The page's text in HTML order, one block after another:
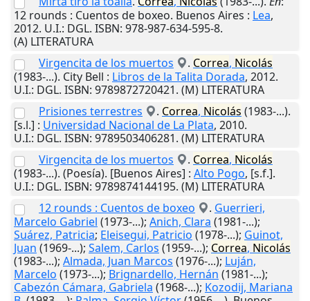
12 rounds : Cuentos de boxeo. Buenos Aires : Lea,
2012. U.I.: DGL. ISBN: 978-987-634-595-8.
(A) LITERATURA
Virgencita de los muertos
. Correa, Nicolás
(1983-...). City Bell : Libros de la Talita Dorada, 2012.
U.I.: DGL. ISBN: 9789872720421. (M) LITERATURA
Prisiones terrestres
. Correa, Nicolás (1983-...).
[s.l.] : Universidad Nacional de La Plata, 2010.
U.I.: DGL. ISBN: 9789503406281. (M) LITERATURA
Virgencita de los muertos
. Correa, Nicolás
(1983-...). (Poesía). [Buenos Aires] : Alto Pogo, [s.f.].
U.I.: DGL. ISBN: 9789874144195. (M) LITERATURA
12 rounds : Cuentos de boxeo
. Guerrieri,
Marcelo Gabriel (1973-...); Anich, Clara (1981-...);
Suárez, Patricia; Eleisegui, Patricio (1978-...); Guinot,
Juan (1969-...); Salem, Carlos (1959-...); Correa, Nicolás
(1983-...); Almada, Juan Marcos (1976-...); Luján,
Marcelo (1973-...); Brignardello, Hernán (1981-...);
Cabezón Cámara, Gabriela (1968-...); Kozodij, Mariana